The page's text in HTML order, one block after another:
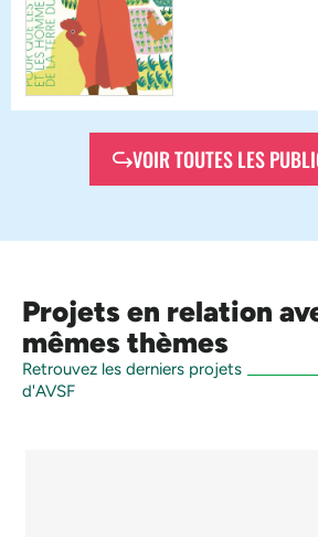
VOIR TOUTES LES
Projets en relation
mêmes thèmes
Retrouvez les derniers projets
d'AVSF